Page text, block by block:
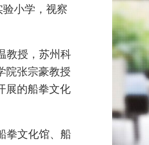
小学，视察
教授，苏州科
院张宗豪教授
展的船拳文化
拳文化馆、船